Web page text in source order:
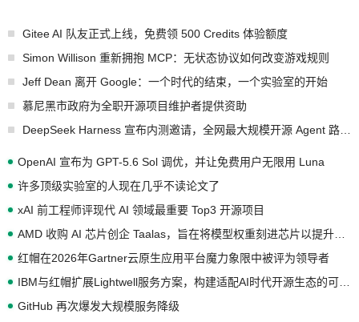
Gitee AI 队友正式上线，免费领 500 Credits 体验额度
Simon Willison 重新拥抱 MCP：无状态协议如何改变游戏规则
Jeff Dean 离开 Google：一个时代的结束，一个实验室的开始
慕尼黑市政府为全职开源项目维护者提供资助
OpenAI 宣布为 GPT-5.6 Sol 调优，并让免费用户无限用 Luna
许多顶级实验室的人现在几乎不读论文了
xAI 前工程师评现代 AI 领域最重要 Top3 开源项目
红帽在2026年Gartner云原生应用平台魔力象限中被评为领导者
GitHub 再次爆发大规模服务降级